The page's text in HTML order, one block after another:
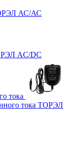
АС/АС
AC/DC
тока
тока ТОРЭЛ